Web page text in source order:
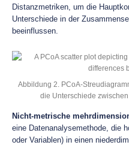
Distanzmetriken, um die
Unterschiede in der
beeinflussen.
Abbildung 2. PCoA-
die Unterschiede
Nicht-metrische
eine Datenanalysemethode, die
oder Variablen) in einen